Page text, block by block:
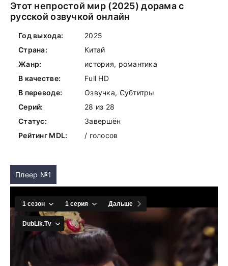
Этот непростой мир (2025) дорама с
русской озвучкой онлайн
Год выхода:
2025
Страна:
Китай
Жанр:
история, романтика
В качестве:
Full HD
В переводе:
Озвучка, Субтитры
Серий:
28 из 28
Статус:
Завершён
Рейтинг MDL:
/ голосов
Плеер №1